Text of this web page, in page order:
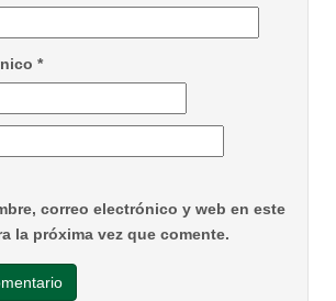
*
correo electrónico y web en este
la próxima vez que comente.